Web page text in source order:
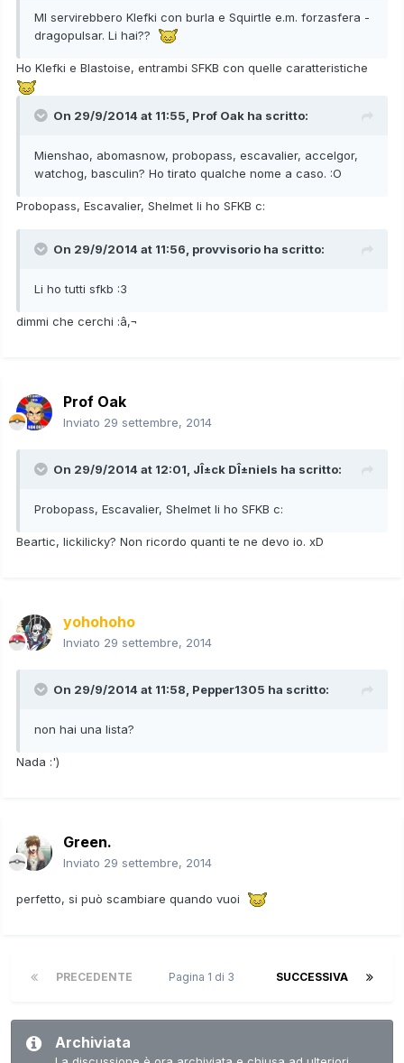
MI servirebbero Klefki con burla e Squirtle e.m. forzasfera -
dragopulsar. Li hai??
Ho Klefki e Blastoise, entrambi SFKB con quelle caratteristiche
On 29/9/2014 at 11:55, Prof Oak ha scritto:
Mienshao, abomasnow, probopass, escavalier, accelgor,
watchog, basculin? Ho tirato qualche nome a caso. :O
Probopass, Escavalier, Shelmet li ho SFKB c:
On 29/9/2014 at 11:56, provvisorio ha scritto:
Li ho tutti sfkb :3
dimmi che cerchi :â‚¬
Prof Oak
Inviato 29 settembre, 2014
On 29/9/2014 at 12:01, JÎ±ck DÎ±niels ha scritto:
Probopass, Escavalier, Shelmet li ho SFKB c:
Beartic, lickilicky? Non ricordo quanti te ne devo io. xD
yohohoho
Inviato 29 settembre, 2014
On 29/9/2014 at 11:58, Pepper1305 ha scritto:
non hai una lista?
Nada :')
Green.
Inviato 29 settembre, 2014
perfetto, si può scambiare quando vuoi
PRECEDENTE SUCCESSIVA
Pagina 1 di 3
Archiviata